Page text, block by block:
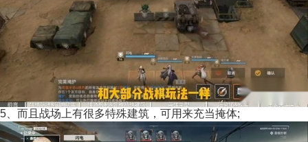
5、而且战场上有很多特殊建筑，可用来充当掩体;